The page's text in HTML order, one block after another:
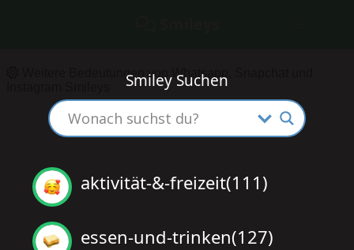
Smiley Suchen
aktivität-&-freizeit(111)
essen-und-trinken(127)
Weitere Bedeutungen von Whatsapp, Snapchat und